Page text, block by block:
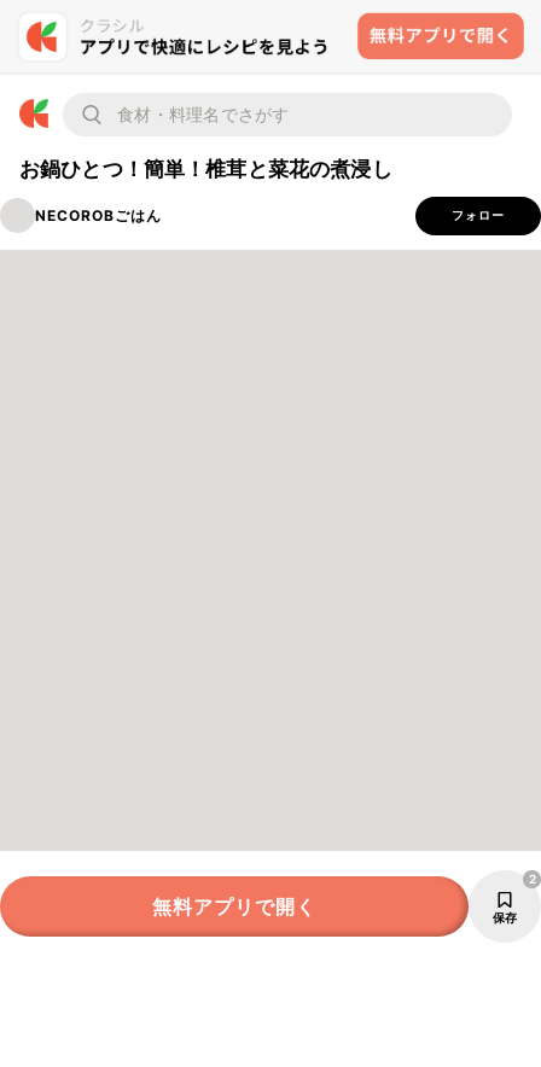
お鍋ひとつ！簡単！椎茸と菜花の煮浸し
NECOROBごはん フォロー
無料アプリで開く 保存
2